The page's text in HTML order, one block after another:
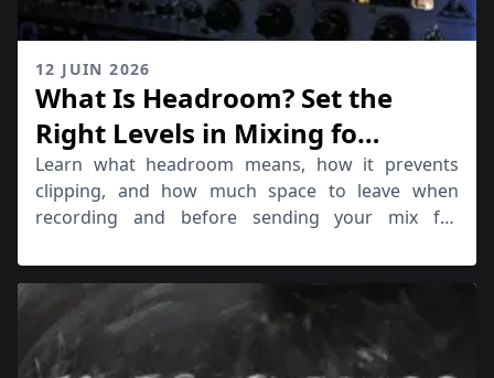
12 JUIN 2026
What Is Headroom? Set the
Right Levels in Mixing fo
Mastering
Learn what headroom means, how it prevents
clipping, and how much space to leave when
recording and before sending your mix for